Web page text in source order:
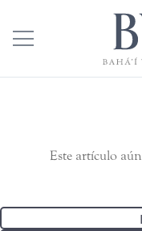
Este artículo